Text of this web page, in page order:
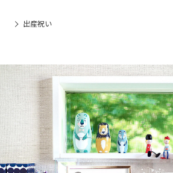
出産祝い